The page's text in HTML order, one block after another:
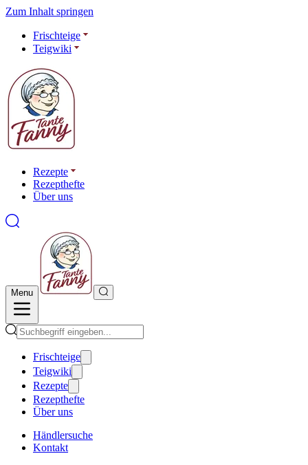
Zum Inhalt springen
Frischteige
Teigwiki
Rezepte
Rezepthefte
Über uns
Menu
Frischteige
Teigwiki
Rezepte
Rezepthefte
Über uns
Händlersuche
Kontakt